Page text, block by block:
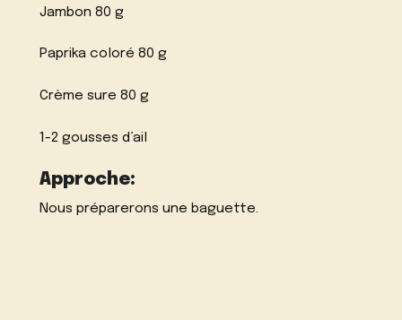
Jambon 80 g
Paprika coloré 80 g
Crème sure 80 g
1-2 gousses d’ail
Approche:
Nous préparerons une baguette.